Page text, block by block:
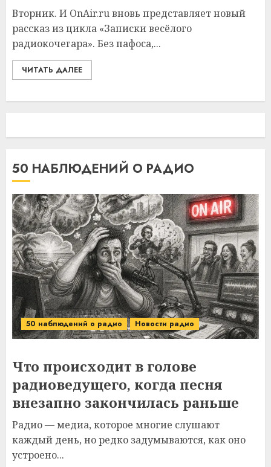
Вторник. И OnAir.ru вновь представляет новый
рассказ из цикла «Записки весёлого
радиокочегара». Без пафоса,...
ЧИТАТЬ ДАЛЕЕ
50 НАБЛЮДЕНИЙ О РАДИО
50 наблюдений о радио Новости радио
Что происходит в голове
радиоведущего, когда песня
внезапно закончилась раньше
Радио — медиа, которое многие слушают
каждый день, но редко задумываются, как оно
устроено...